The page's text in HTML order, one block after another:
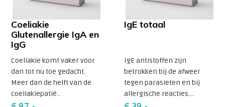
Coeliakie
Glutenallergie IgA en
IgG
Coeliakie komt vaker voor
dan tot nu toe gedacht.
Meer dan de helft van de
coeliakiepatië...
IgE totaal
IgE antistoffen zijn
betrokken bij de afweer
tegen parasieten en bij
allergische reacties....